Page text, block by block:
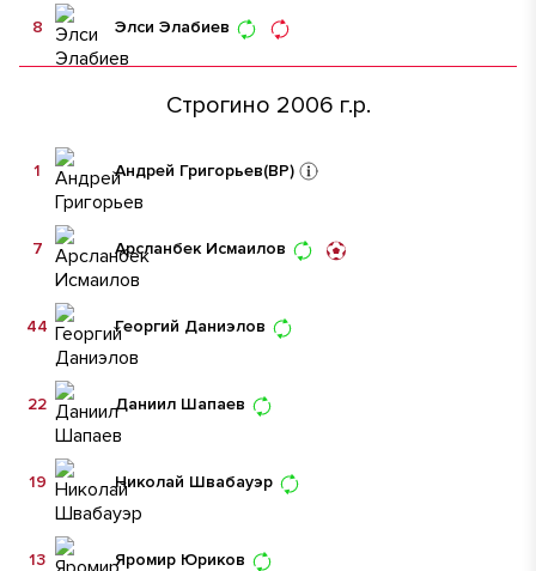
Элси Элабиев
8
Строгино 2006 г.р.
Андрей Григорьев(ВР)
1
Арсланбек Исмаилов
7
Георгий Даниэлов
44
Даниил Шапаев
22
Николай Швабауэр
19
Яромир Юриков
13